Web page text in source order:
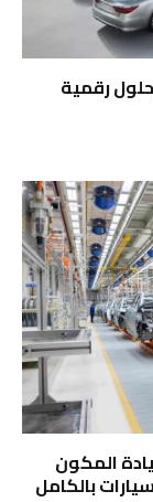
حلول رقمية
المكون
بالكامل